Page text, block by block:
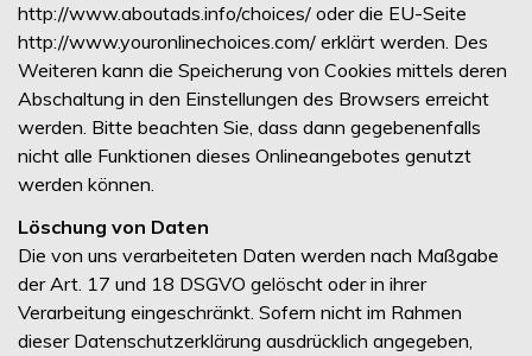
http://www.aboutads.info/choices/ oder die EU-Seite
http://www.youronlinechoices.com/ erklärt werden. Des
Weiteren kann die Speicherung von Cookies mittels deren
Abschaltung in den Einstellungen des Browsers erreicht
werden. Bitte beachten Sie, dass dann gegebenenfalls
nicht alle Funktionen dieses Onlineangebotes genutzt
werden können.
Löschung von Daten
Die von uns verarbeiteten Daten werden nach Maßgabe
der Art. 17 und 18 DSGVO gelöscht oder in ihrer
Verarbeitung eingeschränkt. Sofern nicht im Rahmen
dieser Datenschutzerklärung ausdrücklich angegeben,